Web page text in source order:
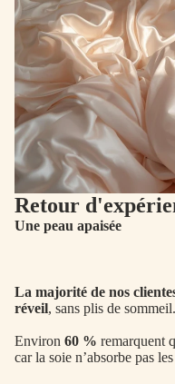
Retour
Une peau apaisée
La majorité de nos
réveil, sans plis de sommeil.
Environ 60 % remarquent
car la soie n’absorbe pas